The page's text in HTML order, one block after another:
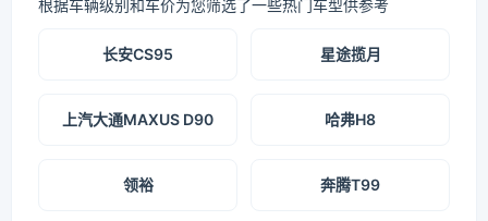
根据车辆级别和车价为您筛选了一些热门车型供参考
长安CS95 星途揽月
上汽大通MAXUS D90 哈弗H8
领裕 奔腾T99